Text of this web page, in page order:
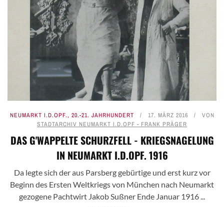
NEUMARKT I.D.OPF., 20.-21. JAHRHUNDERT 17. MÄRZ 2016
VON
STADTARCHIV NEUMARKT I.D.OPF - FRANK PRÄGER
DAS G'WAPPELTE SCHURZFELL - KRIEGSNAGELUNG
IN NEUMARKT I.D.OPF. 1916
Da legte sich der aus Parsberg gebürtige und erst kurz vor
Beginn des Ersten Weltkriegs von München nach Neumarkt
gezogene Pachtwirt Jakob Sußner Ende Januar 1916 ...